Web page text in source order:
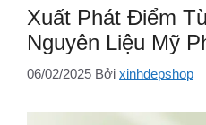
Xuất Phát Điểm
Nguyên Liệu Mỹ
06/02/2025 Bởi xinhdepshop